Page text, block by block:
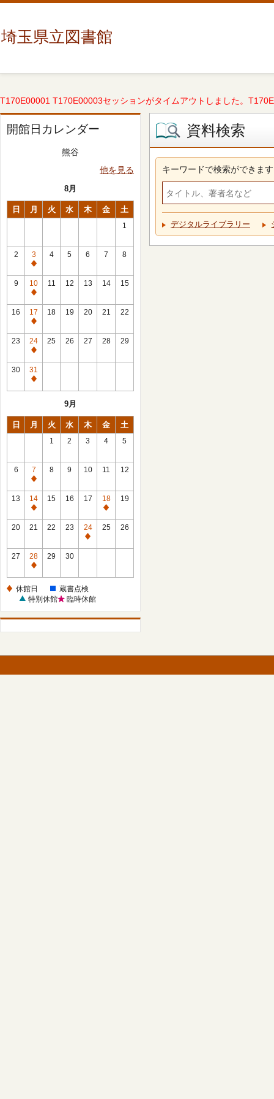
埼玉県立図書館
T170E00001 T170E00003セッションがタイムアウトしました。
開館日カレンダー
熊谷
他を見る
8月
日 月 火 水 木 金 土
1
2
3
休
館
日
4 5 6 7 8
9
10
休
館
日
11 12 13 14 15
16
17
休
館
日
18 19 20 21 22
23
24
休
館
日
25 26 27 28 29
30
31
休
9月
日 月 火 水 木 金 土
1 2 3 4 5
6
7
休
館
日
8 9 10 11 12
13
14
休
館
15 16 17
18
休
館
19
20 21 22 23
24
休
25 26
27
28
休
日
29 30
休館日
蔵書点検
特別休館
臨時休館
資料検索
キーワードで検索ができます
デジタルライブラリー